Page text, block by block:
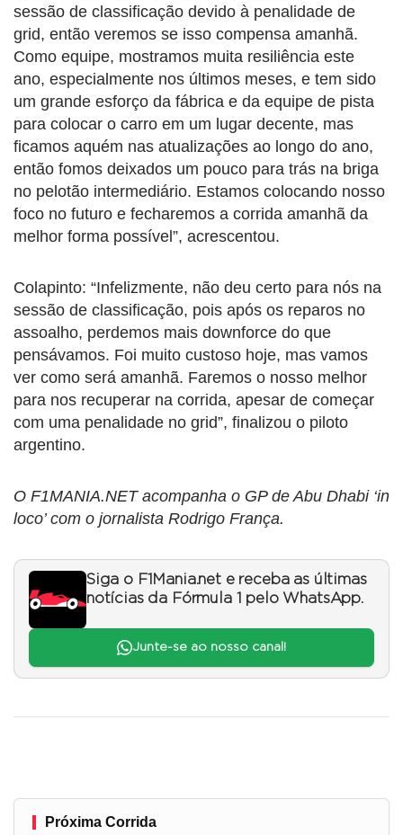
sessão de classificação devido à penalidade de
grid, então veremos se isso compensa amanhã.
Como equipe, mostramos muita resiliência este
ano, especialmente nos últimos meses, e tem sido
um grande esforço da fábrica e da equipe de pista
para colocar o carro em um lugar decente, mas
ficamos aquém nas atualizações ao longo do ano,
então fomos deixados um pouco para trás na briga
no pelotão intermediário. Estamos colocando nosso
foco no futuro e fecharemos a corrida amanhã da
melhor forma possível”, acrescentou.
Colapinto: “Infelizmente, não deu certo para nós na
sessão de classificação, pois após os reparos no
assoalho, perdemos mais downforce do que
pensávamos. Foi muito custoso hoje, mas vamos
ver como será amanhã. Faremos o nosso melhor
para nos recuperar na corrida, apesar de começar
com uma penalidade no grid”, finalizou o piloto
argentino.
O F1MANIA.NET acompanha o GP de Abu Dhabi ‘in
loco’ com o jornalista Rodrigo França.
Siga o F1Mania.net e receba as últimas
notícias da Fórmula 1 pelo WhatsApp.
Junte-se ao nosso canal!
Próxima Corrida